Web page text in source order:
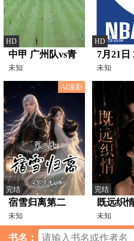
HD
中甲 广州队vs青
岛西海岸
20231028（官方
解说）
未知
HD
7月21日
季NBA
鹈鹕VS
未知
AI漫剧
完结
宿雪归离第二
季：一纸契缘缚
白发
未知
完结
既远织
未知
书名：